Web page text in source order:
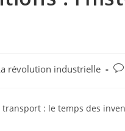
révolution industrielle
: le temps des